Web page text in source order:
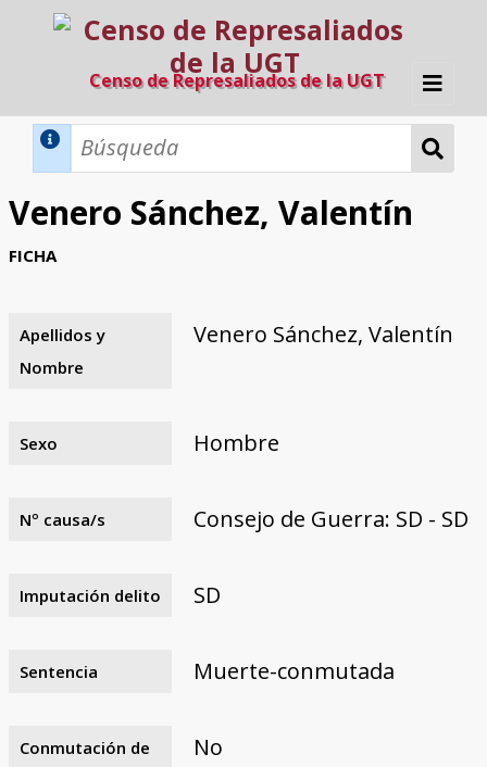
Censo de Represaliados de la UGT
Inicio
Búsqueda Dinámica
Búsqueda Avanzada
Razones y objetivos
El equipo
Colaboradores
Fuentes documentales
Venero Sánchez, Valentín
FICHA
Apellidos y
Nombre
Venero Sánchez, Valentín
Sexo Hombre
Nº causa/s Consejo de Guerra: SD - SD
Imputación delito SD
Sentencia Muerte-conmutada
Conmutación de
No